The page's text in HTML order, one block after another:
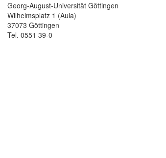
Georg-August-Universität Göttingen
Wilhelmsplatz 1 (Aula)
37073 Göttingen
Tel. 0551 39-0